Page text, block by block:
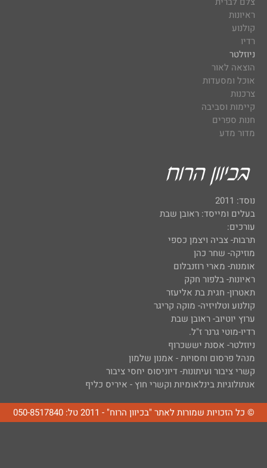
ראיונות
קולנוע
רדיו
ניוזלטר
הוצאה לאור
אוכל ומסעדות
צרכנות
קיימות וסביבה
חנות ספרים
מדור מדע
נוסד: 2011
בעלים ומייסד: ראובן שבת
עורכים:
תרבות- צביה ויצמן כספי
מוזיקה- שחר כהן
אומנות- מארי רוזנבלום
ראיונות- בלפור חקק
תאטרון- חגית בת אליעזר
קולנוע וטלויזיה- מוקה קריגר
ערוץ יוטיוב- ראובן שבת
רדיו-מוטי גרנר ז"ל.
ניוזלטר- אסנת יששכרוף
מנהל פרסום וחסויות - אמנון שלמון
קשרי ציבור ועיתונות- דיוניסוס יחסי ציבור
אנתולוגיות בינלאומיות וקשרי חוץ - איריס כליף
© כל הזכויות שמורות לאתר "בכיוון הרוח" - 2011 טל: 050-8517840